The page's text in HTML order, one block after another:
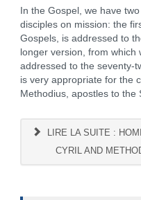
In the Gospel, we have
disciples on mission: the
Gospels, is addressed to
longer version, from which
addressed to the seventy-
is very appropriate for the
Methodius, apostles to the
LIRE LA SUITE :
CYRIL AND